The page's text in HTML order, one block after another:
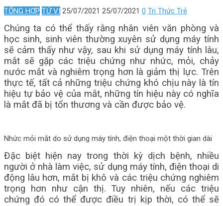
TỔNG HỢP TỬ VI 25/07/2021 25/07/2021 0 Tri Thức Trẻ
Chúng ta có thể thấy rằng nhân viên văn phòng và
học sinh, sinh viên thường xuyên sử dụng máy tính
sẽ cảm thấy như vậy, sau khi sử dụng máy tính lâu,
mắt sẽ gặp các triệu chứng như nhức, mỏi, chảy
nước mắt và nghiêm trọng hơn là giảm thị lực. Trên
thực tế, tất cả những triệu chứng khó chịu này là tín
hiệu tự bảo vệ của mắt, những tín hiệu này có nghĩa
là mắt đã bị tổn thương và cần được bảo vệ.
Nhức mỏi mắt do sử dụng máy tính, điện thoại một thời gian dài
Đặc biệt hiện nay trong thời kỳ dịch bệnh, nhiều
người ở nhà làm việc, sử dụng máy tính, điện thoại di
động lâu hơn, mắt bị khô và các triệu chứng nghiêm
trọng hơn như cận thị. Tuy nhiên, nếu các triệu
chứng đó có thể được điều trị kịp thời, có thể sẽ